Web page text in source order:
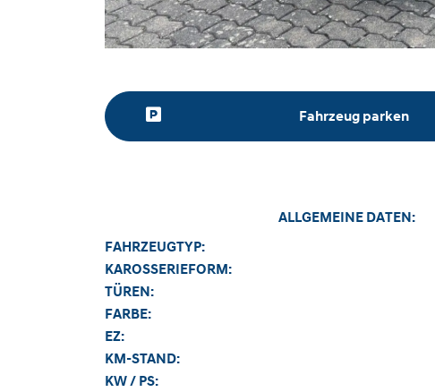
Fahrzeug parken
ALLGEMEINE DATEN:
FAHRZEUGTYP:
KAROSSERIEFORM:
TÜREN:
FARBE:
EZ:
KM-STAND:
KW / PS: